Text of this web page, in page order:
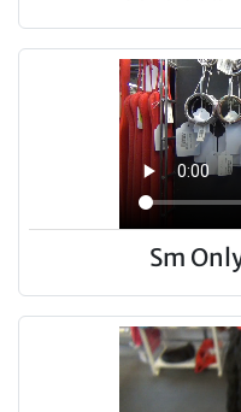
Sm